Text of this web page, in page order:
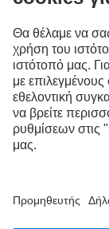
Πάροχος
Υποδείξεις
Νομικές υποδείξεις
Υποδείξεις